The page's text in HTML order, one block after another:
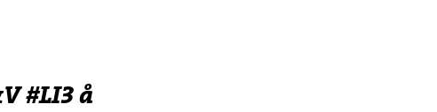
#LI3 å